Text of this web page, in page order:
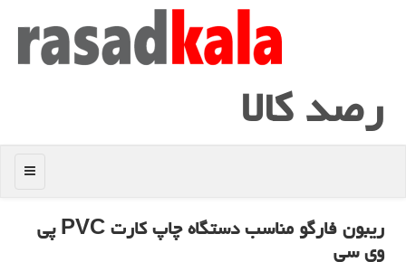
رصد كالا
منو
ریبون فارگو مناسب دستگاه چاپ كارت PVC پی
وی سی